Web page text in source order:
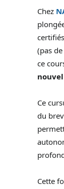
Chez
(pas
ce
Ce
du
Cette